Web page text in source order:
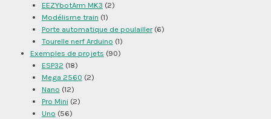
EEZYbotArm MK3 (2)
Modélisme train (1)
Porte automatique de poulailler(6)
Tourelle nerf Arduino (1)
Exemples de projets (90)
ESP32 (18)
Mega 2560 (2)
Nano (12)
Pro Mini(2)
Uno (56)